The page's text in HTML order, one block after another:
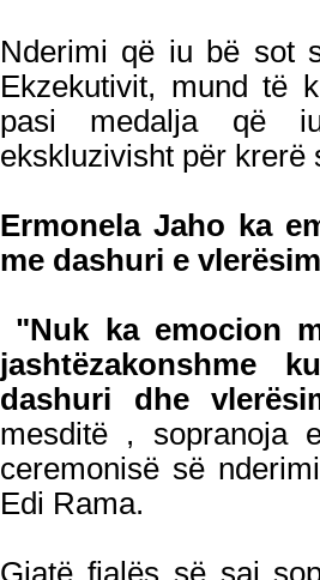
Nderimi që iu bë sot
Ekzekutivit, mund të
pasi medalja që
ekskluzivisht për krerë
Ermonela Jaho ka
me dashuri e vlerësim
"Nuk ka emocion
jashtëzakonshme
dashuri dhe
mesditë , sopranoja
ceremonisë së
Edi Rama.
Gjatë fjalës së saj